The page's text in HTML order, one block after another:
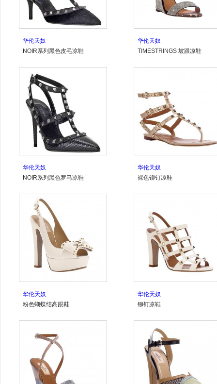
华伦天奴
NOIR系列黑色皮毛凉鞋
华伦天奴
TIMESTRINGS 坡跟凉鞋
华伦天奴
NOIR系列黑色罗马凉鞋
华伦天奴
裸色铆钉凉鞋
华伦天奴
粉色蝴蝶结高跟鞋
华伦天奴
铆钉凉鞋